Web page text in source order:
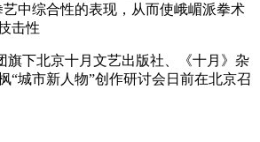
艺中综合性的表现，从而使峨嵋派拳术
击性
北京十月文艺出版社、《十月》杂
“城市新人物”创作研讨会日前在北京召